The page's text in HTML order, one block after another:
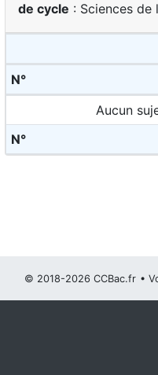
de cycle : Sciences de
N°
N°
Aucun
© 2018-2026 CCBac.fr •